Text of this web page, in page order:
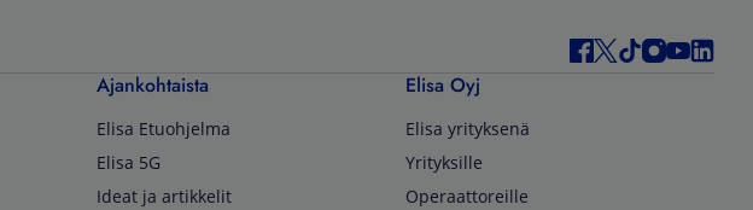
Ajankohtaista
Elisa Etuohjelma
Elisa 5G
Ideat ja artikkelit
Elisa Oyj
Elisa yrityksenä
Yrityksille
Operaattoreille